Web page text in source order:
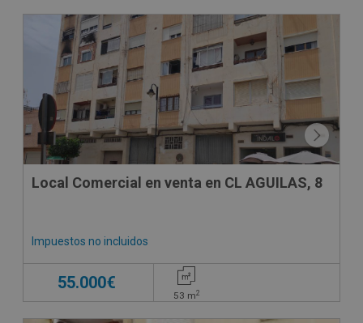
CONDICIONES ESPECIALES
Local Comercial en venta en CL AGUILAS, 8
Impuestos no incluidos
55.000€
53 m2